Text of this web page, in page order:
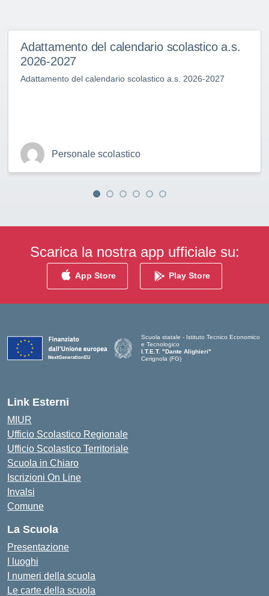
del calendario scolastico a.s.
del calendario scolastico a.s. 2026-2027
scolastico
Scarica la nostra app ufficiale su:
App Store Play Store
Scuola statale - Istituto Tecnico Economico
e Tecnologico
I.T.E.T. "Dante Alighieri"
Cerignola (FG)
Link Esterni
MIUR
Ufficio Scolastico Regionale
Ufficio Scolastico Territoriale
Scuola in Chiaro
Iscrizioni On Line
Invalsi
Comune
La Scuola
Presentazione
I luoghi
I numeri della scuola
Le carte della scuola